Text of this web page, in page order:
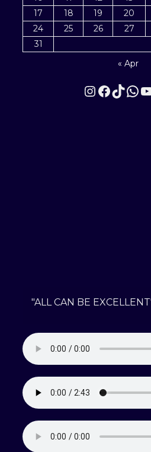
17
18 19 20
24
25 26 27
31
« Apr
"ALL CAN BE